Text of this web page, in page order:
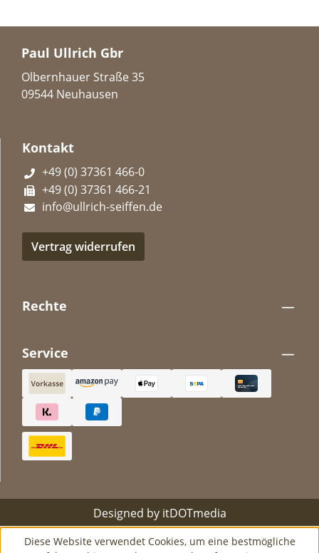
Paul Ullrich Gbr
Olbernhauer Straße 35
09544 Neuhausen
Kontakt
+49 (0) 37361 466-0
+49 (0) 37361 466-21
info@ullrich-seiffen.de
Vertrag widerrufen
Rechte
Service
Designed by itDOTmedia
Diese Website verwendet Cookies, um eine bestmögliche